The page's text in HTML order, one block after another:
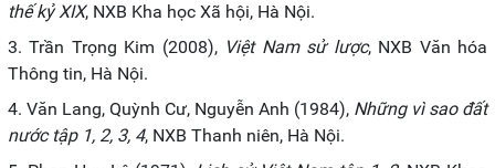
thế kỷ XIX, NXB Kha học Xã hội, Hà Nội.
3. Trần Trọng Kim (2008), Việt Nam sử lược, NXB Văn hóa
Thông tin, Hà Nội.
4. Văn Lang, Quỳnh Cư, Nguyễn Anh (1984), Những vì sao đất
nước tập 1, 2, 3, 4, NXB Thanh niên, Hà Nội.